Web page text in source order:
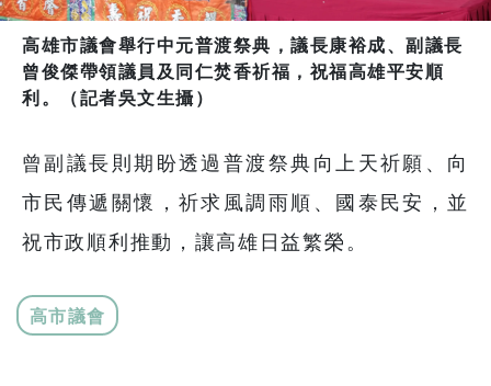
高雄市議會舉行中元普渡祭典，議長康裕成、副議長
曾俊傑帶領議員及同仁焚香祈福，祝福高雄平安順
利。（記者吳文生攝）
曾副議長則期盼透過普渡祭典向上天祈願、向
市民傳遞關懷，祈求風調雨順、國泰民安，並
祝市政順利推動，讓高雄日益繁榮。
高市議會